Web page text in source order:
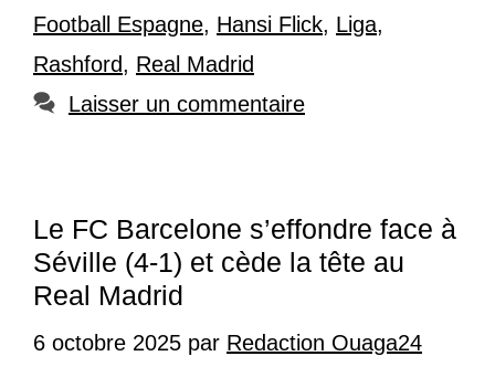
Football Espagne, Hansi Flick, Liga,
Rashford, Real Madrid
Laisser un commentaire
Le FC Barcelone s’effondre face à
Séville (4-1) et cède la tête au
Real Madrid
6 octobre 2025 par Redaction Ouaga24